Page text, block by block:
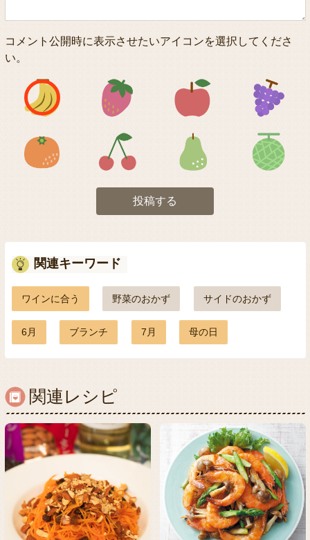
コメント公開時に表示させたいアイコンを選択してくださ
い。
アイコン1 アイコン2 アイコン3
アイコン5 アイコン6 アイコン7
投稿する
関連キーワード
ワインに合う 野菜のおかず サイドのおかず
6月 ブランチ 7月 母の日
関連レシピ